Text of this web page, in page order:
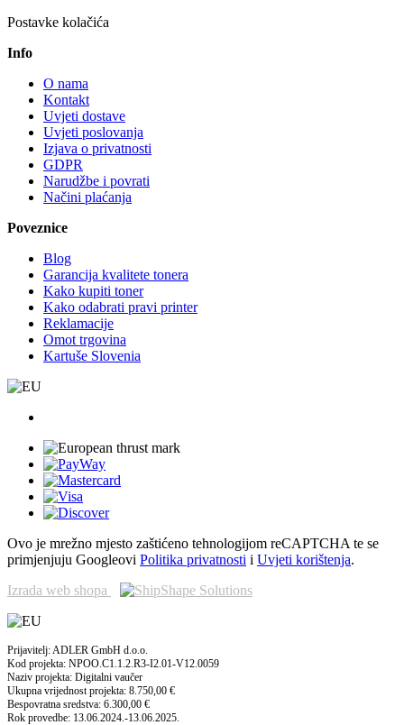
Postavke kolačića
Info
O nama
Kontakt
Uvjeti dostave
Uvjeti poslovanja
Izjava o privatnosti
GDPR
Narudžbe i povrati
Načini plaćanja
Poveznice
Blog
Garancija kvalitete tonera
Kako kupiti toner
Kako odabrati pravi printer
Reklamacije
Omot trgovina
Kartuše Slovenia
Ovo je mrežno mjesto zaštićeno tehnologijom reCAPTCHA te se
primjenjuju Googleovi Politika privatnosti i Uvjeti korištenja.
Izrada web shopa
Prijavitelj: ADLER GmbH d.o.o.
Kod projekta: NPOO.C1.1.2.R3-I2.01-V12.0059
Naziv projekta: Digitalni vaučer
Ukupna vrijednost projekta: 8.750,00 €
Bespovratna sredstva: 6.300,00 €
Rok provedbe: 13.06.2024.-13.06.2025.